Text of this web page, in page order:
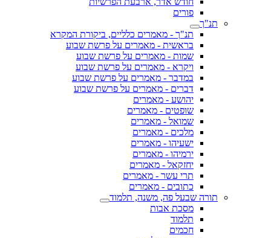
פורים
תנ"ך
תנ"ך - מאמרים כלליים, ביקורת המקרא
בראשית - מאמרים על פרשת שבוע
שמות - מאמרים על פרשת שבוע
ויקרא - מאמרים על פרשת שבוע
במדבר - מאמרים על פרשת שבוע
דברים - מאמרים על פרשת שבוע
יהושע - מאמרים
שופטים - מאמרים
שמואל - מאמרים
מלכים - מאמרים
ישעיהו - מאמרים
ירמיהו - מאמרים
יחזקאל - מאמרים
תרי עשר - מאמרים
כתובים - מאמרים
תורה שבעל פה, משנה, תלמוד
מסכת אבות
תלמוד
חכמים